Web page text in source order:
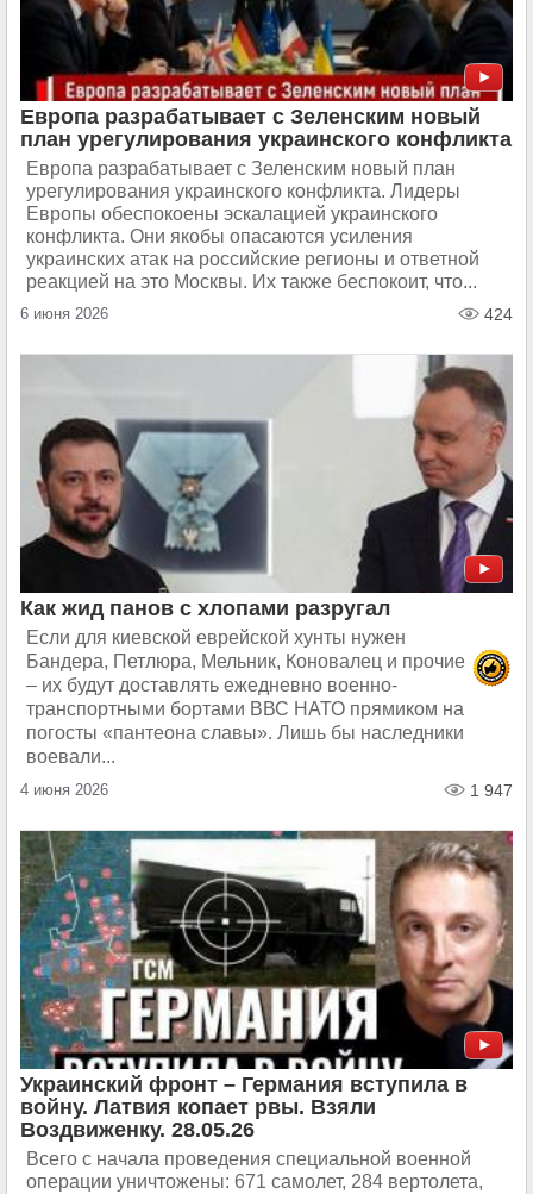
Европа разрабатывает с Зеленским новый
план урегулирования украинского конфликта
Европа разрабатывает с Зеленским новый план
урегулирования украинского конфликта. Лидеры
Европы обеспокоены эскалацией украинского
конфликта. Они якобы опасаются усиления
украинских атак на российские регионы и ответной
реакцией на это Москвы. Их также беспокоит, что...
6 июня 2026 424
Как жид панов с хлопами разругал
Если для киевской еврейской хунты нужен
Бандера, Петлюра, Мельник, Коновалец и прочие
– их будут доставлять ежедневно военно-
транспортными бортами ВВС НАТО прямиком на
погосты «пантеона славы». Лишь бы наследники
воевали...
4 июня 2026 1 947
Украинский фронт – Германия вступила в
войну. Латвия копает рвы. Взяли
Воздвиженку. 28.05.26
Всего с начала проведения специальной военной
операции уничтожены: 671 самолет, 284 вертолета,